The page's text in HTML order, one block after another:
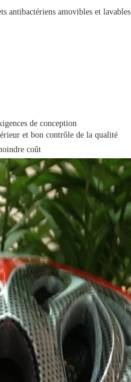
antibactériens amovibles et lavables
de conception
et bon contrôle de la qualité
coût